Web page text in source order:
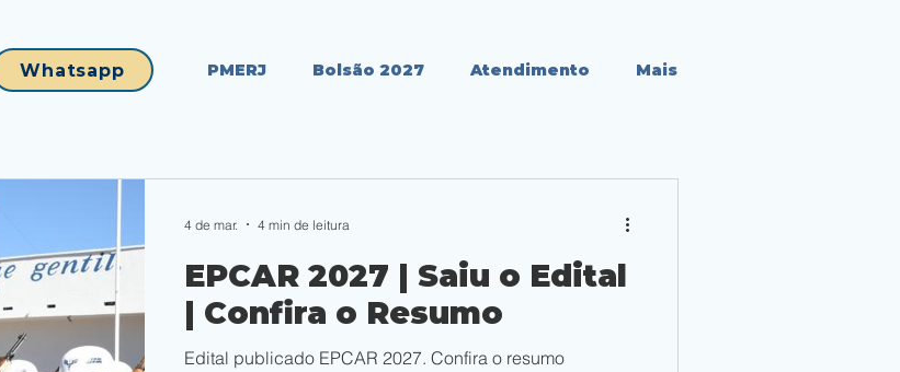
Whatsapp PMERJ Bolsão 2027 Atendimento Mais
EPCAR 2027 | Saiu o Edital
| Confira o Resumo
Edital publicado EPCAR 2027. Confira o resumo
4 de mar. 4 min de leitura